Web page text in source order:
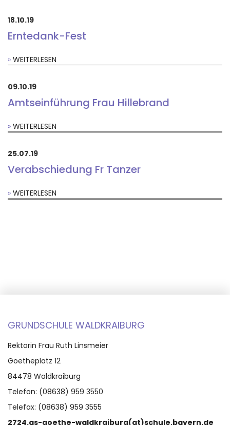
18.10.19
Erntedank-Fest
WEITERLESEN
09.10.19
Amtseinführung Frau Hillebrand
WEITERLESEN
25.07.19
Verabschiedung Fr Tanzer
WEITERLESEN
GRUNDSCHULE WALDKRAIBURG
Rektorin Frau Ruth Linsmeier
Goetheplatz 12
84478 Waldkraiburg
Telefon: (08638) 959 3550
Telefax: (08638) 959 3555
2724.gs-goethe-waldkraiburg(at)schule.bayern.de